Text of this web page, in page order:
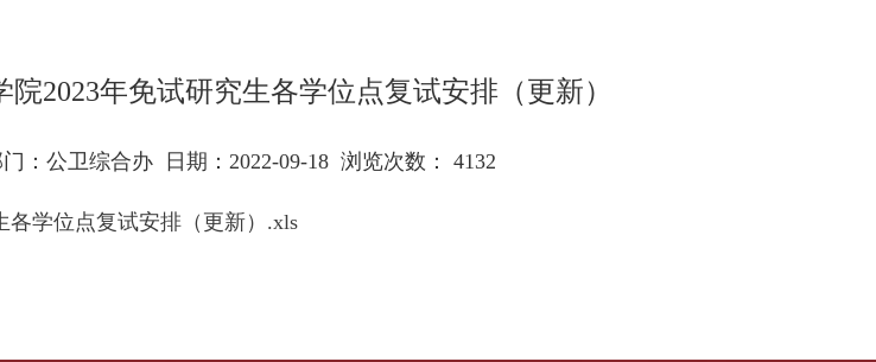
院2023年免试研究生各学位点复试安排（更新）
：公卫综合办 日期：2022-09-18 浏览次数： 4132
各学位点复试安排（更新）.xls